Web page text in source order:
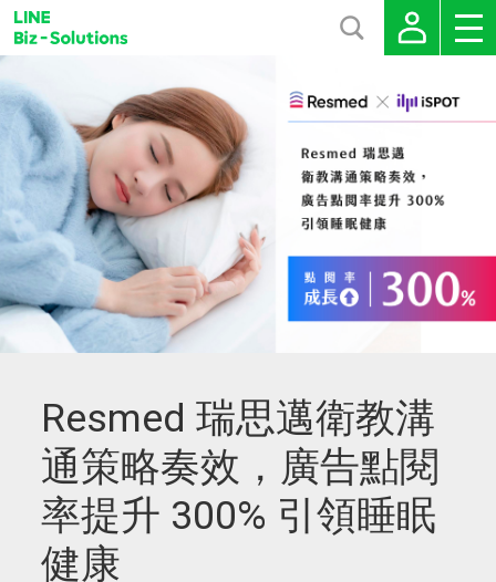
Resmed 瑞思邁衛教溝
通策略奏效，廣告點閱
率提升 300% 引領睡眠
健康